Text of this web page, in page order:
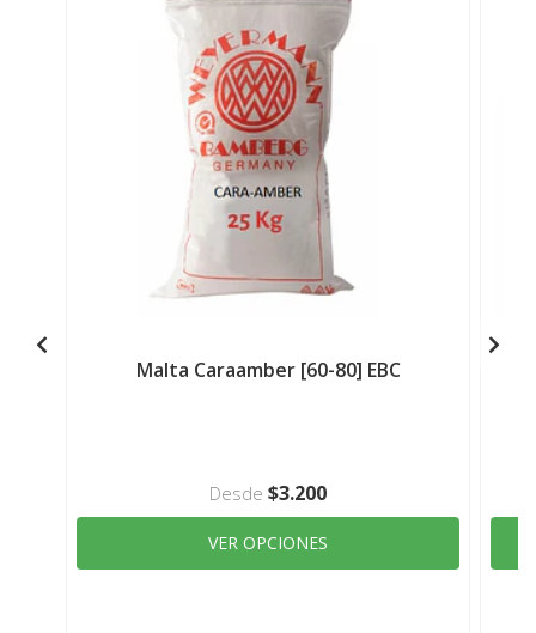
Malta Caraamber [60-80] EBC
Desde $3.200
VER OPCIONES